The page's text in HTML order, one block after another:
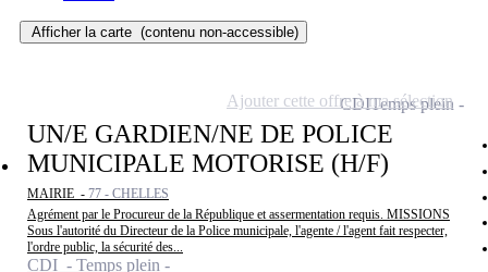
Afficher la carte (contenu non-accessible)
UN/E GARDIEN/NE DE POLICE
MUNICIPALE MOTORISE (H/F)
MAIRIE - 77 - CHELLES
Agrément par le Procureur de la République et assermentation requis. MISSIONS
Sous l'autorité du Directeur de la Police municipale, l'agente / l'agent fait respecter,
l'ordre public, la sécurité des...
CDI - Temps plein
CDITemps plein
Ajouter cette offre à ma sélection